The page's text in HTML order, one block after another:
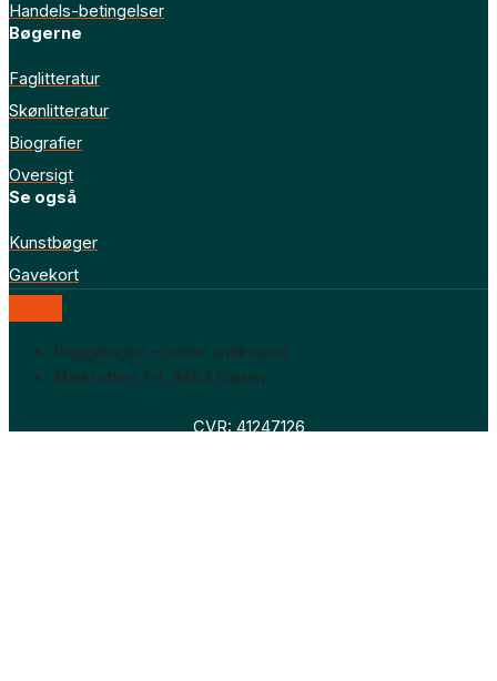
Handels-betingelser
Bøgerne
Faglitteratur
Skønlitteratur
Biografier
Oversigt
Se også
Kunstbøger
Gavekort
Boggaragen – online antikvariat
Marktoften 7H, 8464 Galten
CVR: 41247126